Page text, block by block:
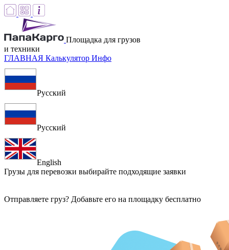
Площадка для грузов
и техники
ГЛАВНАЯ Калькулятор Инфо
Русский
Русский
English
Грузы для перевозки выбирайте подходящие заявки
Отправляете груз? Добавьте его на площадку бесплатно